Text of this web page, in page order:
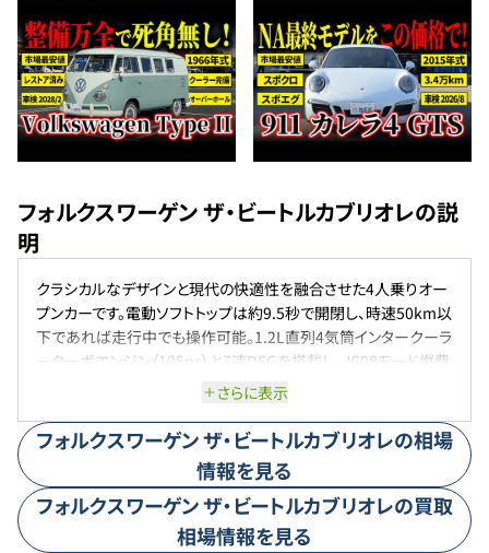
フォルクスワーゲン ザ・ビートルカブリオレの説
明
クラシカルなデザインと現代の快適性を融合させた4人乗りオー
プンカーです。電動ソフトトップは約9.5秒で開閉し、時速50km以
下であれば走行中でも操作可能。1.2L直列4気筒インタークーラ
ーターボエンジン（105ps）と7速DSGを搭載し、JC08モード燃費
は17.6km/Lを実現。レザーシートやシートヒーター、最新ナビゲ
す。
さらに表示
フォルクスワーゲンザ・ビートルカブリオレの相場
情報を見る
フォルクスワーゲンザ・ビートルカブリオレの買取
相場情報を見る